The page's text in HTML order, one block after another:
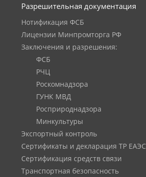
Разрешительная документация
Нотификация ФСБ
Лицензии Минпромторга РФ
Заключения и разрешения:
ФСБ
РЧЦ
Роскомнадзора
ГУНК МВД
Росприроднадзора
Минкультуры
Экспортный контроль
Сертификаты и декларация ТР ЕАЭС
Сертификация средств связи
Транспортная безопасность